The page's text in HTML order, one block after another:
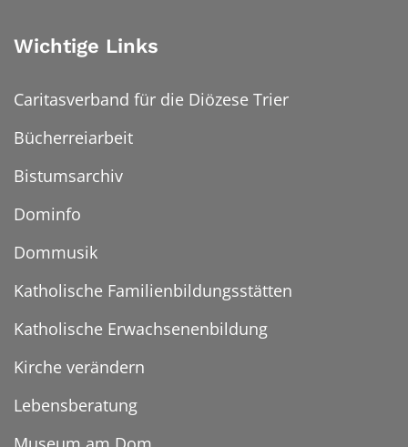
Wichtige Links
Caritasverband für die Diözese Trier
Bücherreiarbeit
Bistumsarchiv
Dominfo
Dommusik
Katholische Familienbildungsstätten
Katholische Erwachsenenbildung
Kirche verändern
Lebensberatung